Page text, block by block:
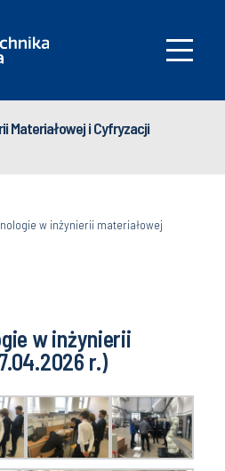
Materiałowej i Cyfryzacji
w inżynierii materiałowej
w inżynierii
r.)